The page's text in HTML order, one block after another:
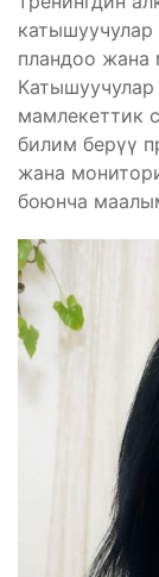
пландоо жана
мамлекеттик
билим берүү
жана
боюнча